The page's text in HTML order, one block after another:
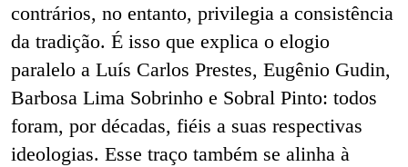
contrários, no entanto, privilegia a consistência
da tradição. É isso que explica o elogio
paralelo a Luís Carlos Prestes, Eugênio Gudin,
Barbosa Lima Sobrinho e Sobral Pinto: todos
foram, por décadas, fiéis a suas respectivas
ideologias. Esse traço também se alinha à